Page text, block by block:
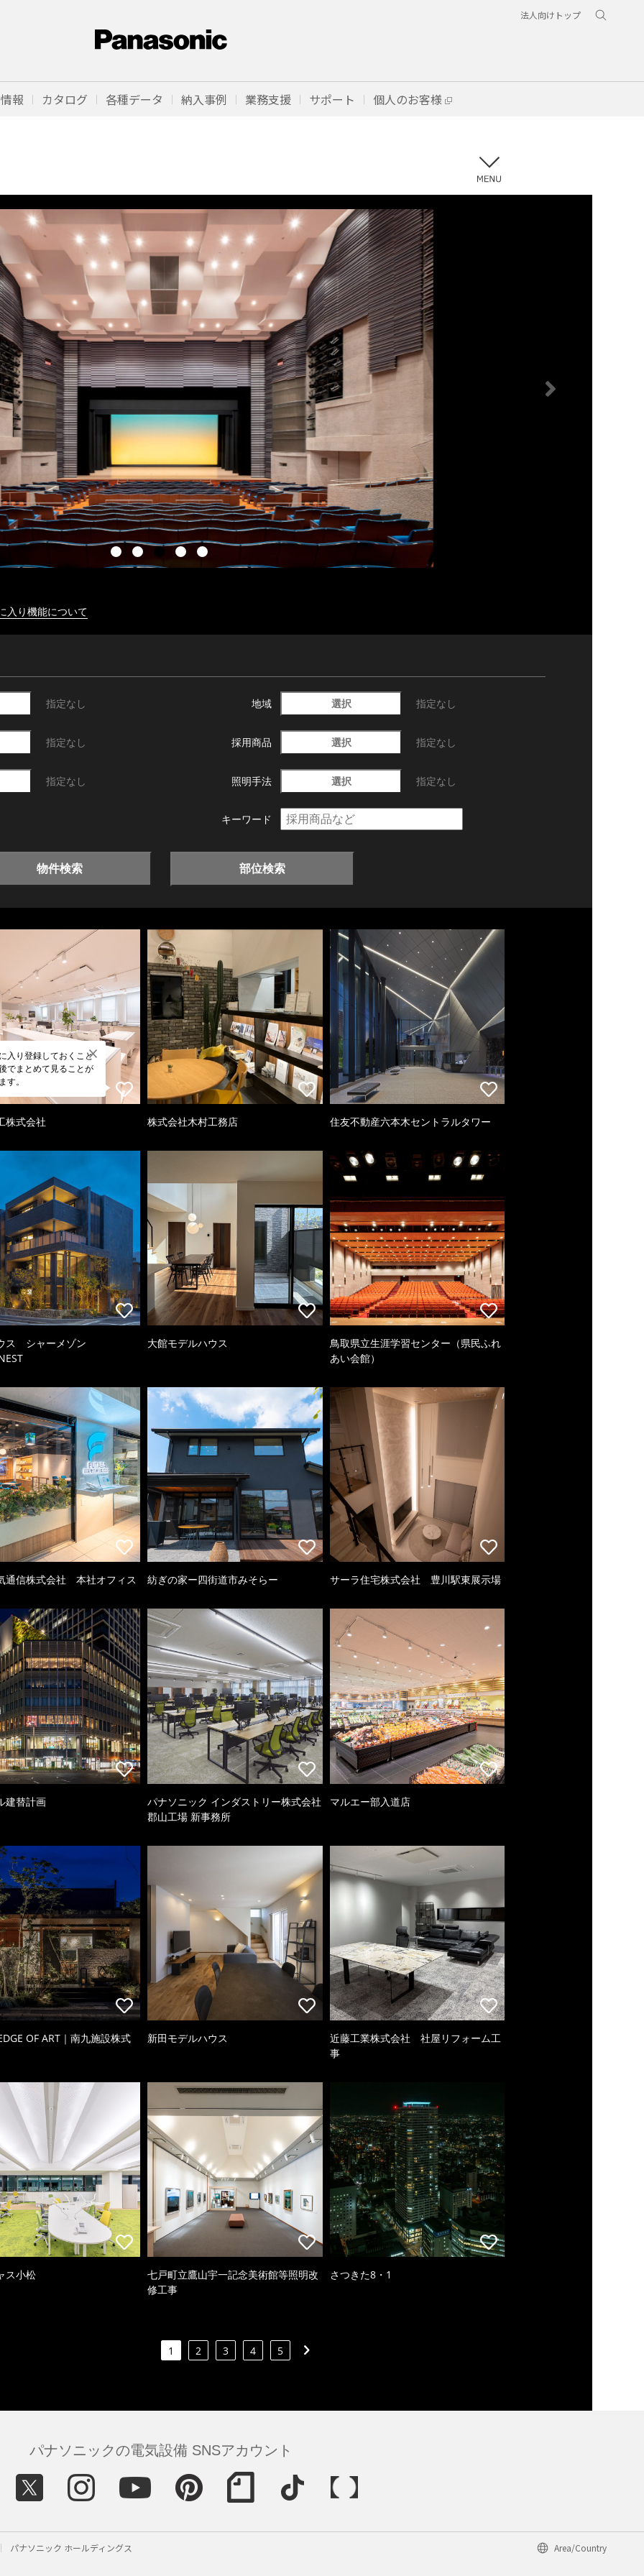
法人向けトップ
報 カタログ 各種データ 納入事例 業務支援 サポート 個人のお客様
入り機能について
指定なし 地域 選択 指定なし
指定なし 採用商品 選択 指定なし
指定なし 照明手法 選択 指定なし
キーワード
物件検索 部位検索
入り登録しておくこと
でまとめて見ることが
す。
株式会社 株式会社木村工務店 住友不動産六本木セントラルタワー
ス シャーメゾン
大館モデルハウス
鳥取県立生涯学習センター（県民ふれ
あい会館）
通信株式会社 本社オフィス 紡ぎの家ー四街道市みそらー サーラ住宅株式会社 豊川駅東展示場
建替計画
パナソニック インダストリー株式会社
郡山工場 新事務所
マルエー部入道店
OF ART｜南九施設株式 新田モデルハウス
近藤工業株式会社 社屋リフォーム工
事
ス小松
七戸町立鷹山宇一記念美術館等照明改
修工事
さつきた8・1
1 2 3 4 5
パナソニックの電気設備 SNSアカウント
パナソニック ホールディングス Area/Country